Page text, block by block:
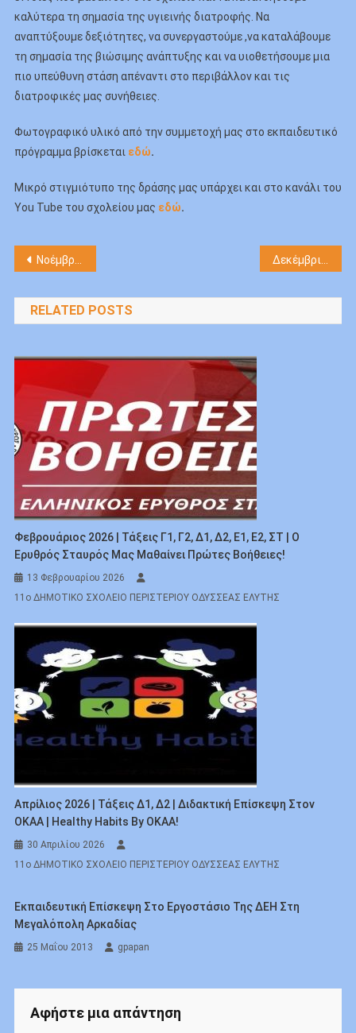
καλύτερα τη σημασία της υγιεινής διατροφής. Να
αναπτύξουμε δεξιότητες, να συνεργαστούμε ,να καταλάβουμε
τη σημασία της βιώσιμης ανάπτυξης και να υιοθετήσουμε μια
πιο υπεύθυνη στάση απέναντι στο περιβάλλον και τις
διατροφικές μας συνήθειες.
Φωτογραφικό υλικό από την συμμετοχή μας στο εκπαιδευτικό
πρόγραμμα βρίσκεται εδώ.
Μικρό στιγμιότυπο της δράσης μας υπάρχει και στο κανάλι του
You Tube του σχολείου μας εδώ.
Πλοήγηση
άρθρων
Νοέμβριος 2024 | Τάξεις Δ1, Δ2 | Εκπαιδευτικό Πρόγραμμα “Δίνοντας μορφή στην πέτρα”
RELATED POSTS
Φεβρουάριος 2026 | Τάξεις Γ1, Γ2, Δ1, Δ2, Ε1, Ε2, ΣΤ | Ο
Ερυθρός Σταυρός Μας Μαθαίνει Πρώτες Βοήθειες!
13 Φεβρουαρίου 2026
11ο ΔΗΜΟΤΙΚΟ ΣΧΟΛΕΙΟ ΠΕΡΙΣΤΕΡΙΟΥ ΟΔΥΣΣΕΑΣ ΕΛΥΤΗΣ
Απρίλιος 2026 | Τάξεις Δ1, Δ2 | Διδακτική Επίσκεψη Στον
ΟΚΑΑ | Healthy Habits By OKAA!
30 Απριλίου 2026
11ο ΔΗΜΟΤΙΚΟ ΣΧΟΛΕΙΟ ΠΕΡΙΣΤΕΡΙΟΥ ΟΔΥΣΣΕΑΣ ΕΛΥΤΗΣ
Εκπαιδευτική Επίσκεψη Στο Εργοστάσιο Της ΔΕΗ Στη
Μεγαλόπολη Αρκαδίας
25 Μαΐου 2013 gpapan
Αφήστε μια απάντηση